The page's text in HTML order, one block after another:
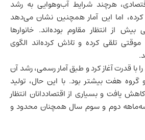
هرچند شرایط آب‌وهوایی به رشد
اما این آمار همچنین نشان می‌دهد
بیش از انتظار مقاوم بوده‌اند. خانوارها
تلقی کرده و تلاش کرده‌اند الگوی
با قدرت آغاز کرد و طبق آمار رسمی، رشد آن
هفت بیشتر بود. با این حال، تولید
یافت و بسیاری از اقتصاددانان انتظار
سه‌ماهه دوم و سوم سال همچنان محدود و